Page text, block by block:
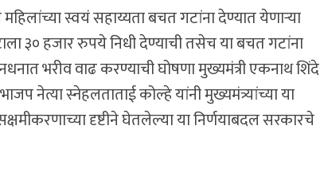
स्वयं सहाय्यता बचत गटांना देण्यात येणाऱ्या
३० हजार रुपये निधी देण्याची तसेच या बचत गटांना
भरीव वाढ करण्याची घोषणा मुख्यमंत्री एकनाथ शिंदे
नेत्या स्नेहलताताई कोल्हे यांनी मुख्यमंत्र्यांच्या या
दृष्टीने घेतलेल्या या निर्णयाबदल सरकारचे